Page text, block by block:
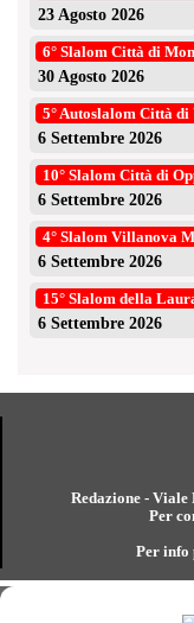
23 Agosto 2026
6° Slalom Città di
30 Agosto 2026
5° Autoslalom Città di
6 Settembre 2026
10° Slalom Città di
6 Settembre 2026
4° Slalom Villanova
6 Settembre 2026
15° Slalom della
6 Settembre 2026
Redazione - Viale
Per
Per info